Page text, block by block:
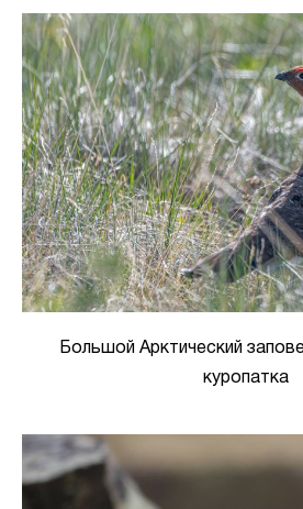
Большой Арктический
куропатка